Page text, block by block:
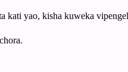
kati yao, kisha kuweka